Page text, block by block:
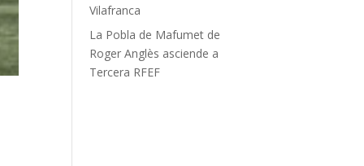
Vilafranca
La Pobla de Mafumet de
Roger Anglès asciende a
Tercera RFEF